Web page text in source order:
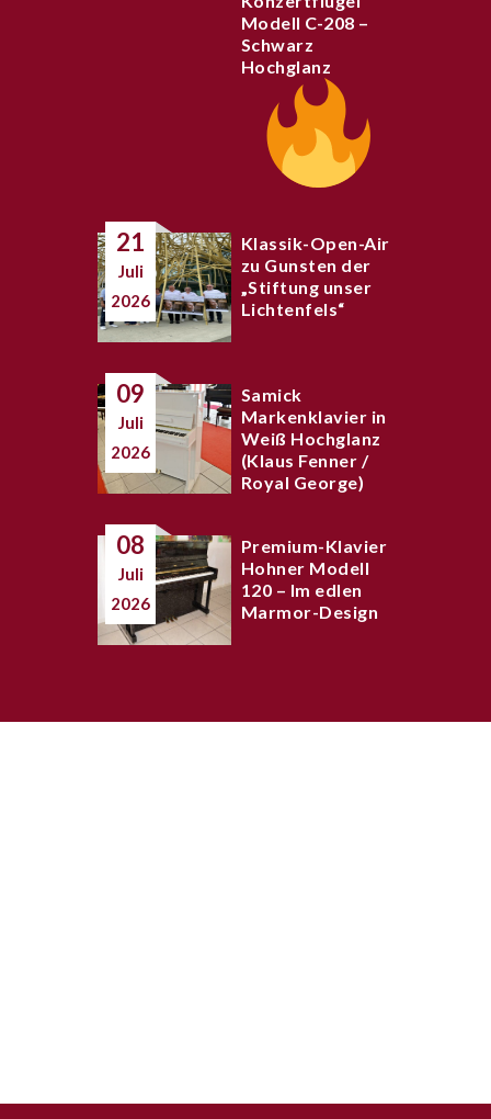
Modell C-208 –
Schwarz
Hochglanz
21
Juli
2026
Klassik-Open-Air
zu Gunsten der
„Stiftung unser
Lichtenfels“
09
Juli
2026
Samick
Markenklavier in
Weiß Hochglanz
(Klaus Fenner /
Royal George)
08
Juli
2026
Premium-Klavier
Hohner Modell
120 – Im edlen
Marmor-Design